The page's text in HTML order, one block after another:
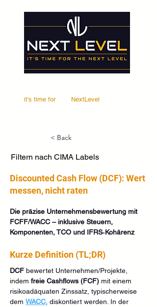
it's time for NextLevel
< Back
Filtern nach CIMA Labels
Discounted Cash Flow (DCF): Wert
messen, nicht raten
Die präzise Unternehmensbewertung mit
FCFF/WACC – inklusive Steuern,
Komponenten, TCO und IFRS‑Kohärenz
Kurze Definition (TL;DR)
DCF bewertet Unternehmen/Projekte,
indem freie Cashflows (FCF) mit einem
risikoadäquaten Zinssatz, typischerweise
dem WACC , diskontiert werden. In der